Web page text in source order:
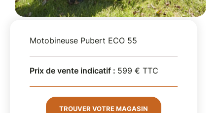
Motobineuse Pubert ECO 55
Prix de vente indicatif : 599 € TTC
TROUVER VOTRE MAGASIN